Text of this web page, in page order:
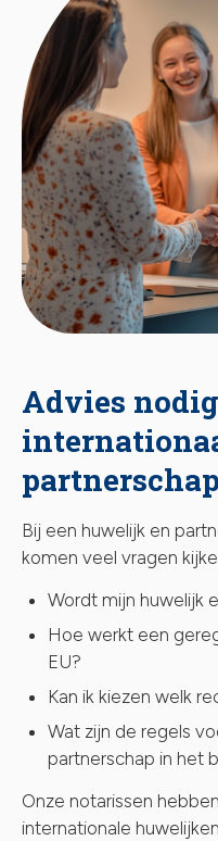
Advies
Bij een huwelijk en
komen veel vragen
Wordt mijn huwelijk
Hoe werkt een
EU?
Kan ik kiezen welk
Wat zijn de regels
partnerschap in het
Onze notarissen
internationale